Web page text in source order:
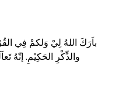
باَرَكَ اللهُ لِيْ وَلكمْ فِي
والذِّكْرِ الحَكِيْمِ. إنّهُ